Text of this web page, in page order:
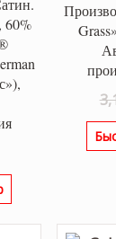
60%
₽.